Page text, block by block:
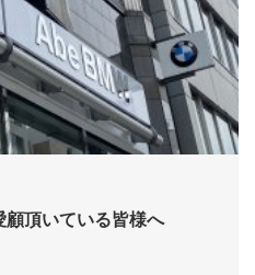
頂いている皆様へ